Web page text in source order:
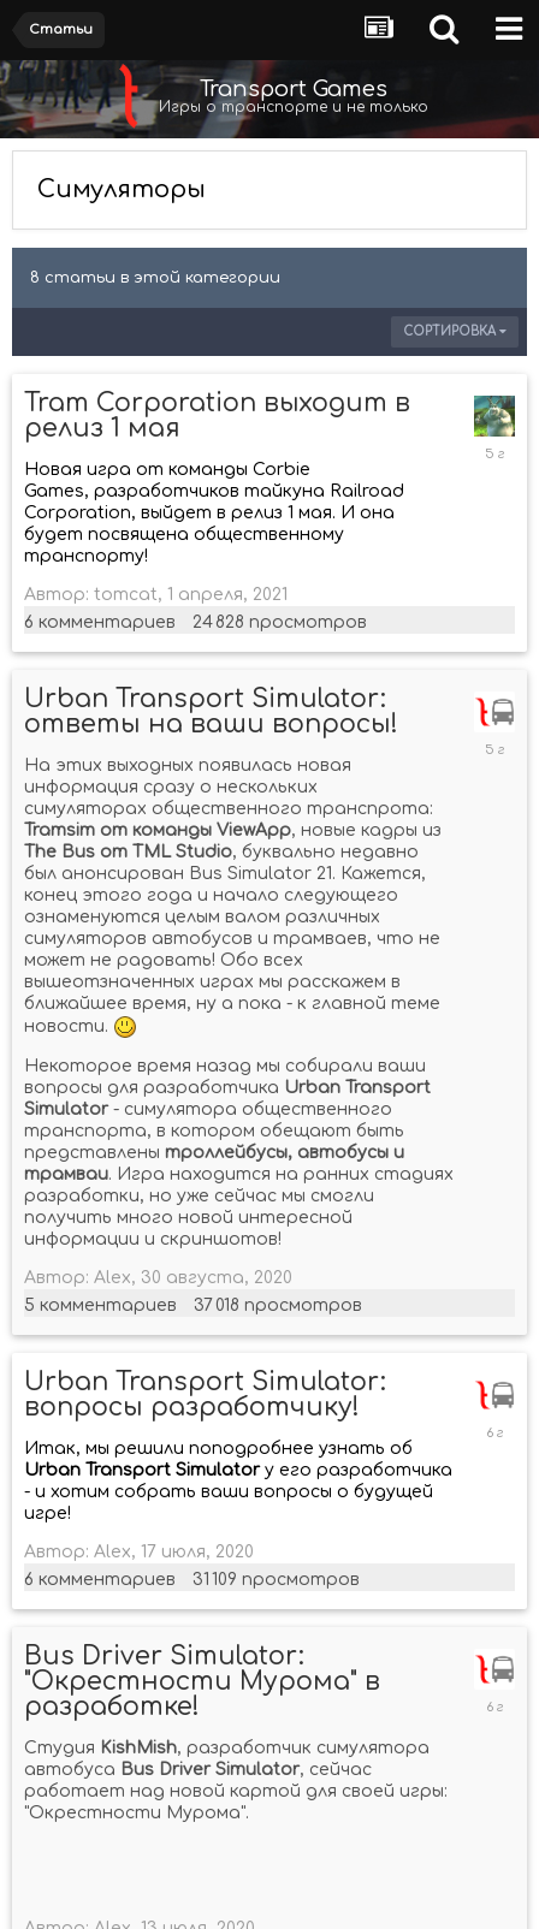
Статьи
Transport Games
Игры о транспорте и не только
Симуляторы
8 статьи в этой категории
СОРТИРОВКА
Tram Corporation выходит в
релиз 1 мая
Новая игра от команды Corbie
Games, разработчиков тайкуна Railroad
Corporation, выйдет в релиз 1 мая. И она
будет посвящена общественному
транспорту!
Автор: tomcat, 1 апреля, 2021
6 комментариев 24 828 просмотров
Urban Transport Simulator:
ответы на ваши вопросы!
На этих выходных появилась новая
информация сразу о нескольких
симуляторах общественного транспрота:
Tramsim от команды ViewApp, новые кадры из
The Bus от TML Studio, буквально недавно
был анонсирован Bus Simulator 21. Кажется,
конец этого года и начало следующего
ознаменуются целым валом различных
симуляторов автобусов и трамваев, что не
может не радовать! Обо всех
вышеотзначенных играх мы расскажем в
ближайшее время, ну а пока - к главной теме
новости.
Некоторое время назад мы собирали ваши
вопросы для разработчика Urban Transport
Simulator- симулятора общественного
транспорта, в котором обещают быть
представлены троллейбусы, автобусы и
трамваи. Игра находится на ранних стадиях
разработки, но уже сейчас мы смогли
получить много новой интересной
информации и скриншотов!
Автор: Alex, 30 августа, 2020
5 комментариев 37 018 просмотров
30
Urban Transport Simulator:
вопросы разработчику!
Итак, мы решили поподробнее узнать об
Urban Transport Simulatorу его разработчика
- и хотим собрать ваши вопросы о будущей
игре!
Автор: Alex, 17 июля, 2020
6 комментариев 31 109 просмотров
17
Bus Driver Simulator:
"Окрестности Мурома" в
разработке!
Студия KishMish, разработчик симулятора
автобуса Bus Driver Simulator, сейчас
работает над новой картой для своей игры:
"Окрестности Мурома".
13